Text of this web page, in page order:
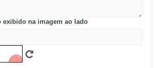
exibido na imagem ao lado